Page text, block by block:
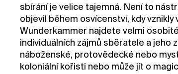
sbírání je velice tajemná. Není to
objevil během osvícenství, kdy vznikly
Wunderkammer najdete velmi
individuálních zájmů sběratele a jeho
náboženské, protovědecké nebo
koloniální kořisti nebo může jít o